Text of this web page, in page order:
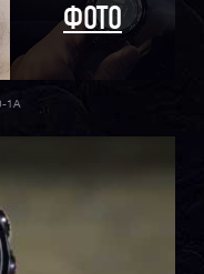
ФОТО
1A